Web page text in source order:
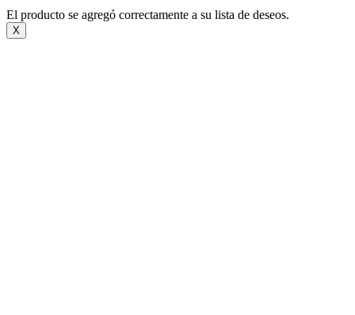
El producto se agregó correctamente a su lista de deseos.
X